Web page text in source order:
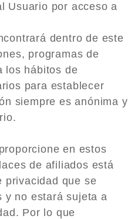
Usuario por acceso a
dentro de este
programas de
los hábitos de
para establecer
siempre es anónima y
en estos
de afiliados está
privacidad que se
y no estará sujeta a
Por lo que